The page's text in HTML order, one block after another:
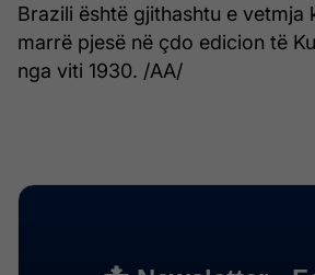
Brazili është gjithashtu e vetmja
marrë pjesë në çdo edicion të
nga viti 1930. /AA/